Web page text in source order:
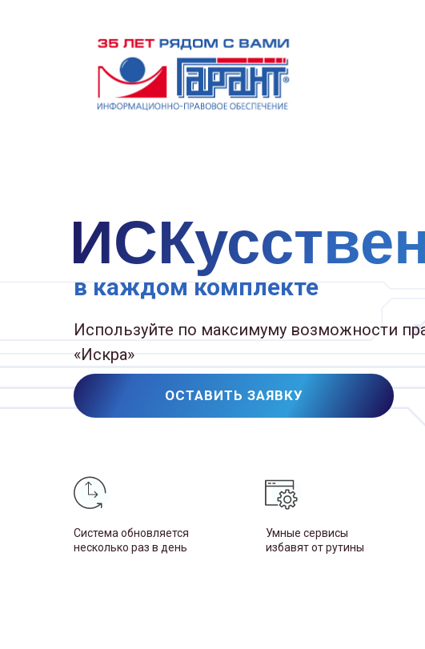
в каждом комплекте
Система обновляется
несколько раз в день
Умные сервисы
избавят от рутины
ОСТАВИТЬ ЗАЯВКУ
Используйте по максимуму возможности
«Искра»